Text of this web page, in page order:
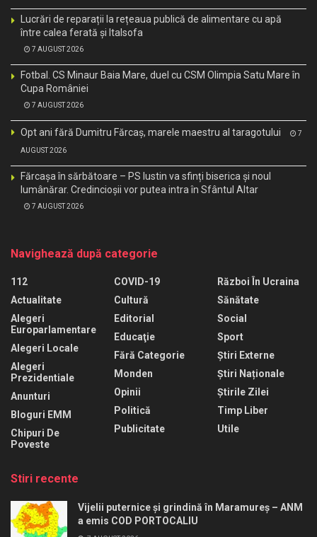
Lucrări de reparații la rețeaua publică de alimentare cu apă
între calea ferată și Italsofa
7 AUGUST 2026
Fotbal. CS Minaur Baia Mare, duel cu CSM Olimpia Satu Mare în
Cupa României
7 AUGUST 2026
Opt ani fără Dumitru Fărcaș, marele maestru al taragotului 7
AUGUST 2026
Fărcașa în sărbătoare – PS Iustin va sfinți biserica și noul
lumânărar. Credincioșii vor putea intra în Sfântul Altar
7 AUGUST 2026
Navighează după categorie
112
Actualitate
Alegeri
Europarlamentare
Alegeri Locale
Alegeri
Prezidentiale
Anunturi
Bloguri EMM
Chipuri De
Poveste
COVID-19
Cultură
Editorial
Educaţie
Fără Categorie
Monden
Opinii
Politică
Publicitate
Război În Ucraina
Sănătate
Social
Sport
Știri Externe
Știri Naționale
Știrile Zilei
Timp Liber
Utile
Stiri recente
Vijelii puternice și grindină în Maramureș – ANM
a emis COD PORTOCALIU